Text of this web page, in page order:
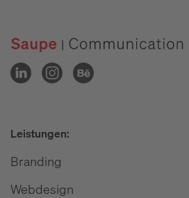
Leistungen:
Branding
Webdesign